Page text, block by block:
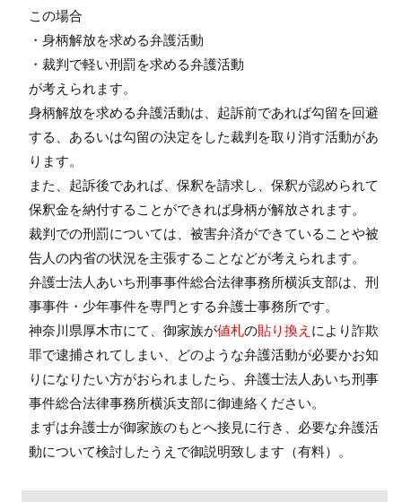
この場合
・身柄解放を求める弁護活動
・裁判で軽い刑罰を求める弁護活動
が考えられます。
身柄解放を求める弁護活動は、起訴前であれば勾留を回避
する、あるいは勾留の決定をした裁判を取り消す活動があ
ります。
また、起訴後であれば、保釈を請求し、保釈が認められて
保釈金を納付することができれば身柄が解放されます。
裁判での刑罰については、被害弁済ができていることや被
告人の内省の状況を主張することなどが考えられます。
弁護士法人あいち刑事事件総合法律事務所横浜支部は、刑
事事件・少年事件を専門とする弁護士事務所です。
神奈川県厚木市にて、御家族が値札の貼り換え により詐欺
罪で逮捕されてしまい、どのような弁護活動が必要かお知
りになりたい方がおられましたら、弁護士法人あいち刑事
事件総合法律事務所横浜支部に御連絡ください。
まずは弁護士が御家族のもとへ接見に行き、必要な弁護活
動について検討したうえで御説明致します（有料）。